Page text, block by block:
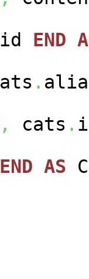
id END
.
, cats .
END AS